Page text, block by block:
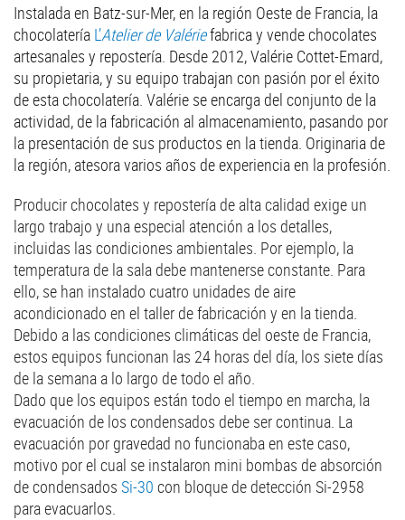
Instalada en Batz-sur-Mer, en la región Oeste de Francia, la
chocolatería L’Atelier de Valériefabrica y vende chocolates
artesanales y repostería. Desde 2012, Valérie Cottet-Emard,
su propietaria, y su equipo trabajan con pasión por el éxito
de esta chocolatería. Valérie se encarga del conjunto de la
actividad, de la fabricación al almacenamiento, pasando por
la presentación de sus productos en la tienda. Originaria de
la región, atesora varios años de experiencia en la profesión.
Producir chocolates y repostería de alta calidad exige un
largo trabajo y una especial atención a los detalles,
incluidas las condiciones ambientales. Por ejemplo, la
temperatura de la sala debe mantenerse constante. Para
ello, se han instalado cuatro unidades de aire
acondicionado en el taller de fabricación y en la tienda.
Debido a las condiciones climáticas del oeste de Francia,
estos equipos funcionan las 24 horas del día, los siete días
de la semana a lo largo de todo el año.
Dado que los equipos están todo el tiempo en marcha, la
evacuación de los condensados debe ser continua. La
evacuación por gravedad no funcionaba en este caso,
motivo por el cual se instalaron mini bombas de absorción
de condensados Si-30 con bloque de detección Si-2958
para evacuarlos.